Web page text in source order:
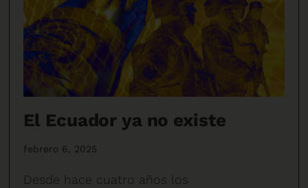
El Ecuador ya no existe
febrero 6, 2025
Desde hace cuatro años los